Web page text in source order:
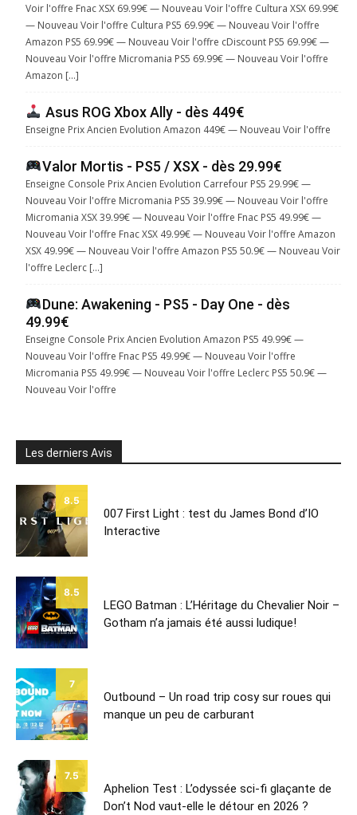
Voir l'offre Fnac XSX 69.99€ — Nouveau Voir l'offre Cultura XSX 69.99€
— Nouveau Voir l'offre Cultura PS5 69.99€ — Nouveau Voir l'offre
Amazon PS5 69.99€ — Nouveau Voir l'offre cDiscount PS5 69.99€ —
Nouveau Voir l'offre Micromania PS5 69.99€ — Nouveau Voir l'offre
Amazon […]
Asus ROG Xbox Ally - dès 449€
Enseigne Prix Ancien Evolution Amazon 449€ — Nouveau Voir l'offre
Valor Mortis - PS5 / XSX - dès 29.99€
Enseigne Console Prix Ancien Evolution Carrefour PS5 29.99€ —
Nouveau Voir l'offre Micromania PS5 39.99€ — Nouveau Voir l'offre
Micromania XSX 39.99€ — Nouveau Voir l'offre Fnac PS5 49.99€ —
Nouveau Voir l'offre Fnac XSX 49.99€ — Nouveau Voir l'offre Amazon
XSX 49.99€ — Nouveau Voir l'offre Amazon PS5 50.9€ — Nouveau Voir
l'offre Leclerc […]
Dune: Awakening - PS5 - Day One - dès
49.99€
Enseigne Console Prix Ancien Evolution Amazon PS5 49.99€ —
Nouveau Voir l'offre Fnac PS5 49.99€ — Nouveau Voir l'offre
Micromania PS5 49.99€ — Nouveau Voir l'offre Leclerc PS5 50.9€ —
Nouveau Voir l'offre
Les derniers Avis
8.5
007 First Light : test du James Bond d’IO
Interactive
8.5
LEGO Batman : L’Héritage du Chevalier Noir –
Gotham n’a jamais été aussi ludique!
7
Outbound – Un road trip cosy sur roues qui
manque un peu de carburant
7.5
Aphelion Test : L’odyssée sci-fi glaçante de
Don’t Nod vaut-elle le détour en 2026 ?